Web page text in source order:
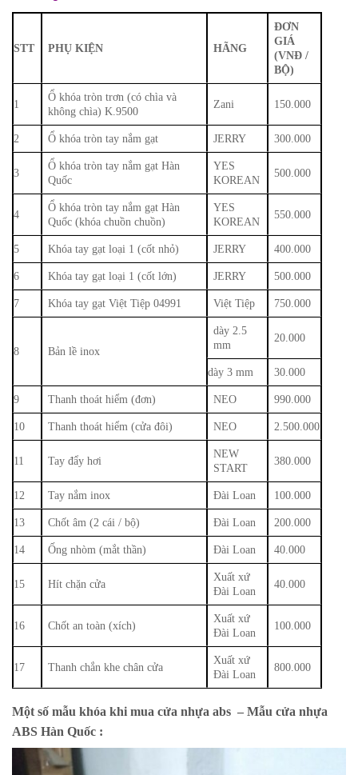
STT PHỤ KIỆN HÃNG
ĐƠN
GIÁ
(VNĐ /
BỘ)
1
Ổ khóa tròn trơn (có chìa và
không chìa) K.9500
Zani 150.000
2 Ổ khóa tròn tay nắm gạt JERRY 300.000
3
Ổ khóa tròn tay nắm gạt Hàn
Quốc
YES
KOREAN
500.000
4
Ổ khóa tròn tay nắm gạt Hàn
Quốc (khóa chuồn chuồn)
YES
KOREAN
550.000
5 Khóa tay gạt loại 1 (cốt nhỏ) JERRY 400.000
6 Khóa tay gạt loại 1 (cốt lớn) JERRY 500.000
7 Khóa tay gạt Việt Tiệp 04991 Việt Tiệp 750.000
8 Bản lề inox
dày 2.5
mm
20.000
dày 3 mm 30.000
9 Thanh thoát hiểm (đơn) NEO 990.000
10 Thanh thoát hiểm (cửa đôi) NEO 2.500.000
11 Tay đẩy hơi
NEW
START
380.000
12 Tay nắm inox Đài Loan 100.000
13 Chốt âm (2 cái / bộ) Đài Loan 200.000
14 Ống nhòm (mắt thần) Đài Loan 40.000
15 Hít chặn cửa
Xuất xứ
Đài Loan
40.000
16 Chốt an toàn (xích)
Xuất xứ
Đài Loan
100.000
17 Thanh chắn khe chân cửa
Xuất xứ
Đài Loan
800.000
Một số mẫu khóa khi mua cửa nhựa abs – Mẫu cửa nhựa
ABS Hàn Quốc :